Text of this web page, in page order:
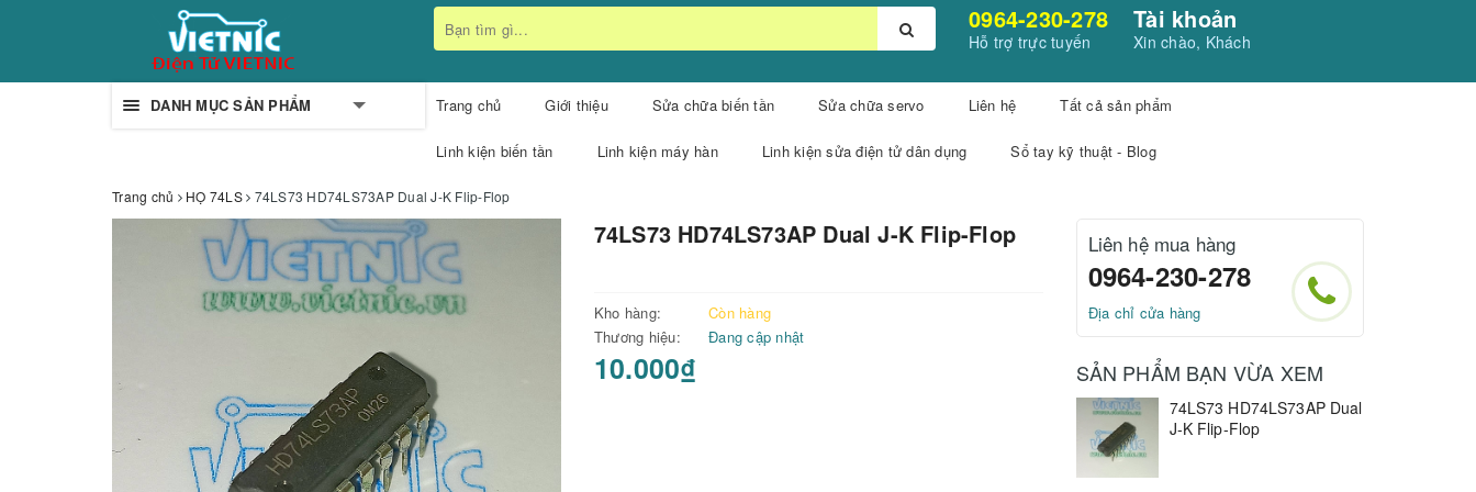
0964-230-278
Hỗ trợ trực tuyến
Tài khoản
Xin chào, Khách
DANH MỤC SẢN PHẨM Trang chủ Giới thiệu Sửa chữa biến tần Sửa chữa servo Liên hệ Tất cả sản phẩm
Linh kiện biến tần Linh kiện máy hàn Linh kiện sửa điện tử dân dụng Sổ tay kỹ thuật - Blog
Trang chủ HỌ 74LS 74LS73 HD74LS73AP Dual J-K Flip-Flop
74LS73 HD74LS73AP Dual J-K Flip-Flop
Kho hàng:
Còn hàng
Thương hiệu:
Đang cập nhật
10.000₫
Liên hệ mua hàng
0964-230-278
Địa chỉ cửa hàng
SẢN PHẨM BẠN VỪA XEM
74LS73 HD74LS73AP Dual
J-K Flip-Flop